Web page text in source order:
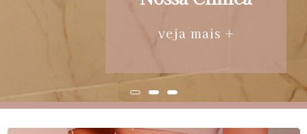
veja mais +